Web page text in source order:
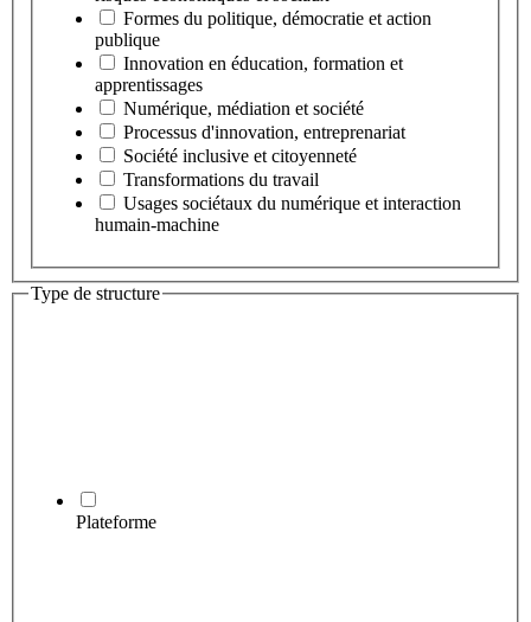
Formes du politique, démocratie et action
publique
Innovation en éducation, formation et
apprentissages
Numérique, médiation et société
Processus d'innovation, entreprenariat
Société inclusive et citoyenneté
Transformations du travail
Usages sociétaux du numérique et interaction
humain-machine
Type de structure
Plateforme